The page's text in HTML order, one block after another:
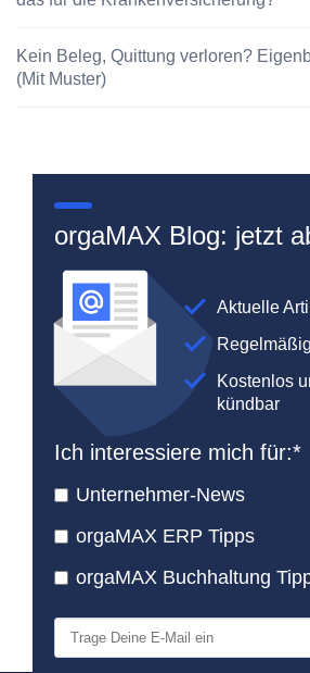
Kein Beleg, Quittung verloren?
(Mit Muster)
orgaMAX Blog: jetzt
Aktuelle
Kostenlos
kündbar
Ich interessiere mich für:*
Unternehmer-News
orgaMAX ERP Tipps
orgaMAX Buchhaltung